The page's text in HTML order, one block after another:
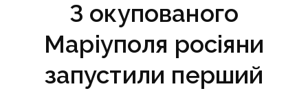
З окупованого
Маріуполя росіяни
запустили перший